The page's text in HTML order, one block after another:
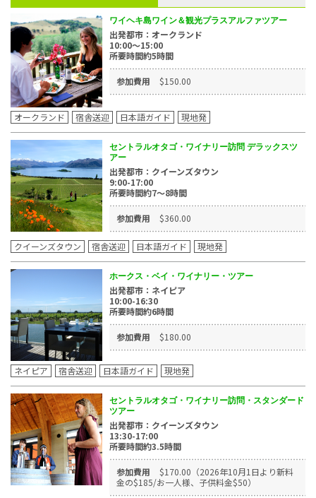
ワイヘキ島ワイン＆観光プラスアルファツアー
出発都市：オークランド
10:00～15:00
所要時間約5時間
参加費用 $150.00
オークランド 宿舎送迎 日本語ガイド 現地発
セントラルオタゴ・ワイナリー訪問 デラックスツ
アー
出発都市：クイーンズタウン
9:00-17:00
所要時間約7～8時間
参加費用 $360.00
クイーンズタウン 宿舎送迎 日本語ガイド 現地発
ホークス・ベイ・ワイナリー・ツアー
出発都市：ネイピア
10:00-16:30
所要時間約6時間
参加費用 $180.00
ネイピア 宿舎送迎 日本語ガイド 現地発
セントラルオタゴ・ワイナリー訪問・スタンダード
ツアー
出発都市：クイーンズタウン
13:30-17:00
所要時間約3.5時間
参加費用
$170.00（2026年10月1日より新料
金の$185/お一人様、子供料金$50）